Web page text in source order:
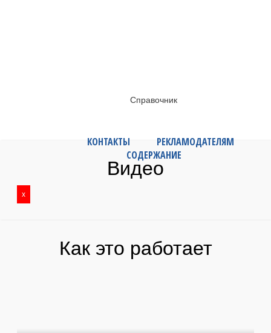
Справочник
КОНТАКТЫ
РЕКЛАМОДАТЕЛЯМ
СОДЕРЖАНИЕ
Видео
x
Как это работает